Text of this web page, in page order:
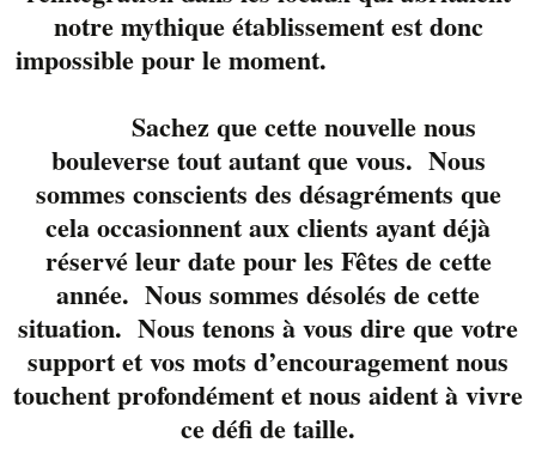
Zeller, Grands maîtres
de l’harmonica, se
face avec énergie et
virtuosité. Les piliers
de la scène du blues au
Québec mélangent le
blues, le rock, le R&B et
le psychédélique. C’est
sur la scène qu’ils
s’éclatent et, dès qu’ils
s’en emparent, le
public est conquis.
notre mythique établissement est donc
impossible pour le moment.
Sachez que cette nouvelle nous
bouleverse tout autant que vous. Nous
sommes conscients des désagréments que
cela occasionnent aux clients ayant déjà
réservé leur date pour les Fêtes de cette
année. Nous sommes désolés de cette
situation. Nous tenons à vous dire que votre
support et vos mots d’encouragement nous
touchent profondément et nous aident à vivre
ce défi de taille.